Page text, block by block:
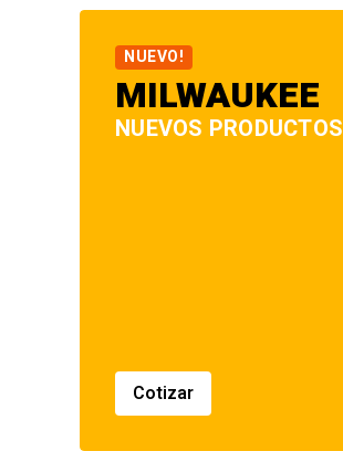
NUEVO!
MILWAUKEE
NUEVOS PRODUCTOS
Cotizar